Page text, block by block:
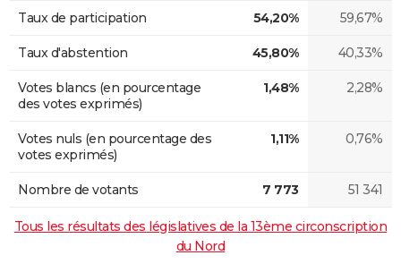
Taux de participation 54,20% 59,67%
Taux d'abstention 45,80% 40,33%
Votes blancs (en pourcentage
des votes exprimés)
1,48% 2,28%
Votes nuls (en pourcentage des
votes exprimés)
1,11% 0,76%
Nombre de votants 7 773 51 341
Tous les résultats des législatives de la 13ème circonscription
du Nord